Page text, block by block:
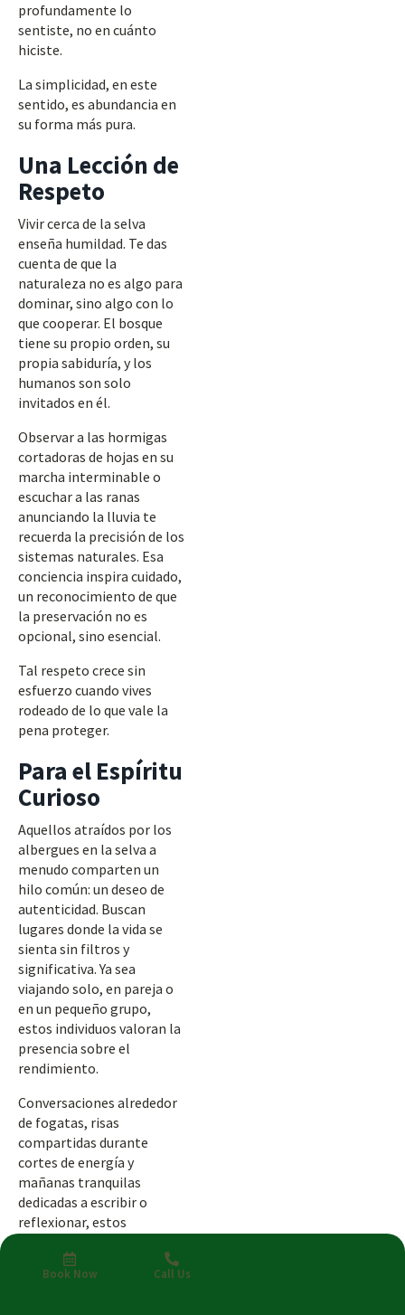
profundamente lo
sentiste, no en cuánto
hiciste.
La simplicidad, en este
sentido, es abundancia en
su forma más pura.
Una Lección de
Respeto
Vivir cerca de la selva
enseña humildad. Te das
cuenta de que la
naturaleza no es algo para
dominar, sino algo con lo
que cooperar. El bosque
tiene su propio orden, su
propia sabiduría, y los
humanos son solo
invitados en él.
Observar a las hormigas
cortadoras de hojas en su
marcha interminable o
escuchar a las ranas
anunciando la lluvia te
recuerda la precisión de los
sistemas naturales. Esa
conciencia inspira cuidado,
un reconocimiento de que
la preservación no es
opcional, sino esencial.
Tal respeto crece sin
esfuerzo cuando vives
rodeado de lo que vale la
pena proteger.
Para el Espíritu
Curioso
Aquellos atraídos por los
albergues en la selva a
menudo comparten un
hilo común: un deseo de
autenticidad. Buscan
lugares donde la vida se
sienta sin filtros y
significativa. Ya sea
viajando solo, en pareja o
en un pequeño grupo,
estos individuos valoran la
presencia sobre el
rendimiento.
Conversaciones alrededor
de fogatas, risas
compartidas durante
cortes de energía y
mañanas tranquilas
dedicadas a escribir o
reflexionar, estos
textura emocional de una
estancia.
Book Now Call Us